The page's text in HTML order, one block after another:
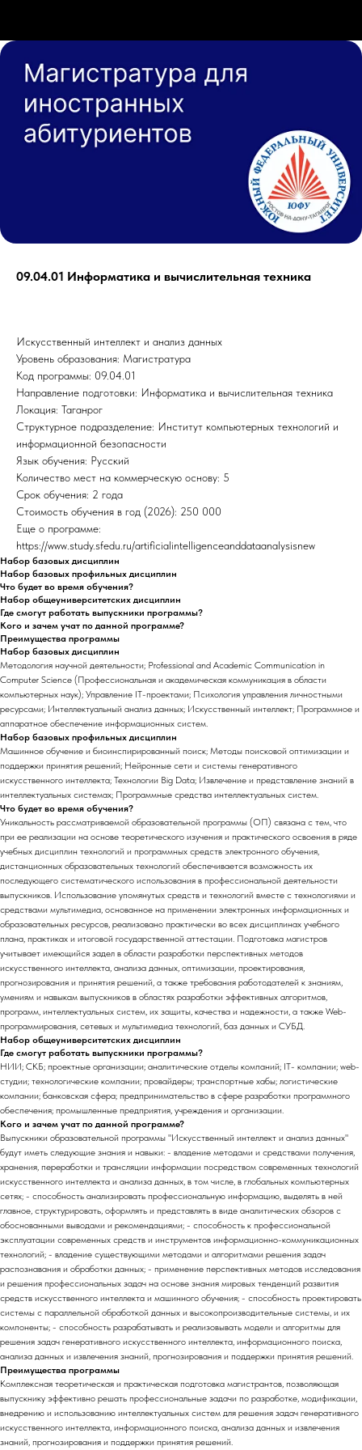
09.04.01 Информатика и вычислительная техника
Искусственный интеллект и анализ данных
Уровень образования: Магистратура
Код программы: 09.04.01
Направление подготовки: Информатика и вычислительная техника
Локация: Таганрог
Структурное подразделение: Институт компьютерных технологий и
информационной безопасности
Язык обучения: Русский
Количество мест на коммерческую основу: 5
Срок обучения: 2 года
Стоимость обучения в год (2026): 250 000
Еще о программе:
https://www.study.sfedu.ru/artificialintelligenceanddataanalysisnew
Набор базовых дисциплин
Набор базовых профильных дисциплин
Что будет во время обучения?
Набор общеуниверситетских дисциплин
Где смогут работать выпускники программы?
Кого и зачем учат по данной программе?
Преимущества программы
Набор базовых дисциплин
Методология научной деятельности; Professional and Academic Communication in
Computer Science (Профессиональная и академическая коммуникация в области
компьютерных наук); Управление IT-проектами; Психология управления личностными
ресурсами; Интеллектуальный анализ данных; Искусственный интеллект; Программное и
аппаратное обеспечение информационных систем.
Набор базовых профильных дисциплин
Машинное обучение и биоинспирированный поиск; Методы поисковой оптимизации и
поддержки принятия решений; Нейронные сети и системы генеративного
искусственного интеллекта; Технологии Big Data; Извлечение и представление знаний в
интеллектуальных системах; Программные средства интеллектуальных систем.
Что будет во время обучения?
Уникальность рассматриваемой образовательной программы (ОП) связана с тем, что
при ее реализации на основе теоретического изучения и практического освоения в ряде
учебных дисциплин технологий и программных средств электронного обучения,
дистанционных образовательных технологий обеспечивается возможность их
последующего систематического использования в профессиональной деятельности
выпускников. Использование упомянутых средств и технологий вместе с технологиями и
средствами мультимедиа, основанное на применении электронных информационных и
образовательных ресурсов, реализовано практически во всех дисциплинах учебного
плана, практиках и итоговой государственной аттестации. Подготовка магистров
учитывает имеющийся задел в области разработки перспективных методов
искусственного интеллекта, анализа данных, оптимизации, проектирования,
прогнозирования и принятия решений, а также требования работодателей к знаниям,
умениям и навыкам выпускников в областях разработки эффективных алгоритмов,
программ, интеллектуальных систем, их защиты, качества и надежности, а также Web-
программирования, сетевых и мультимедиа технологий, баз данных и СУБД.
Набор общеуниверситетских дисциплин
Где смогут работать выпускники программы?
НИИ; СКБ; проектные организации; аналитические отделы компаний; IT- компании; web-
студии; технологические компании; провайдеры; транспортные хабы; логистические
компании; банковская сфера; предпринимательство в сфере разработки программного
обеспечения; промышленные предприятия, учреждения и организации.
Кого и зачем учат по данной программе?
Выпускники образовательной программы "Искусственный интеллект и анализ данных"
будут иметь следующие знания и навыки: - владение методами и средствами получения,
хранения, переработки и трансляции информации посредством современных технологий
искусственного интеллекта и анализа данных, в том числе, в глобальных компьютерных
сетях; - способность анализировать профессиональную информацию, выделять в ней
главное, структурировать, оформлять и представлять в виде аналитических обзоров с
обоснованными выводами и рекомендациями; - способность к профессиональной
эксплуатации современных средств и инструментов информационно-коммуникационных
технологий; - владение существующими методами и алгоритмами решения задач
распознавания и обработки данных; - применение перспективных методов исследования
и решения профессиональных задач на основе знания мировых тенденций развития
средств искусственного интеллекта и машинного обучения; - способность проектировать
системы с параллельной обработкой данных и высокопроизводительные системы, и их
компоненты; - способность разрабатывать и реализовывать модели и алгоритмы для
решения задач генеративного искусственного интеллекта, информационного поиска,
анализа данных и извлечения знаний, прогнозирования и поддержки принятия решений.
Преимущества программы
Комплексная теоретическая и практическая подготовка магистрантов, позволяющая
выпускнику эффективно решать профессиональные задачи по разработке, модификации,
внедрению и использованию интеллектуальных систем для решения задач генеративного
искусственного интеллекта, информационного поиска, анализа данных и извлечения
знаний, прогнозирования и поддержки принятия решений.